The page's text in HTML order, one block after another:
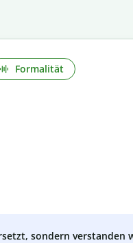
Formalität
sondern verstanden